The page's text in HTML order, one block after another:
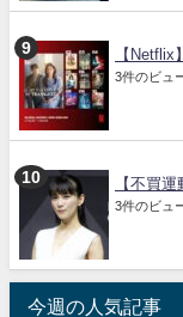
【
3件のビュ
【不買
3件のビュ
今週の人気記事